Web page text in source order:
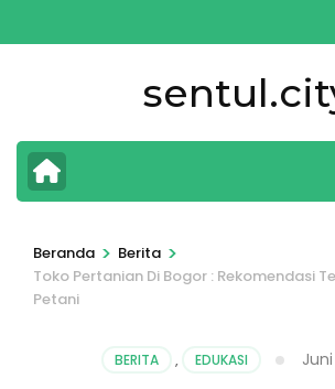
ke
Enter)
Beranda > Berita >
Toko Pertanian Di Bogor : Rekomendasi
Petani
BERITA , EDUKASI